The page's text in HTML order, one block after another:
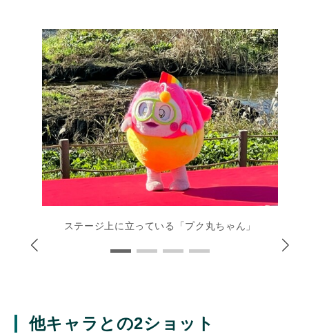
ステージ上に立っている「プク丸ちゃん」
他キャラとの2ショット